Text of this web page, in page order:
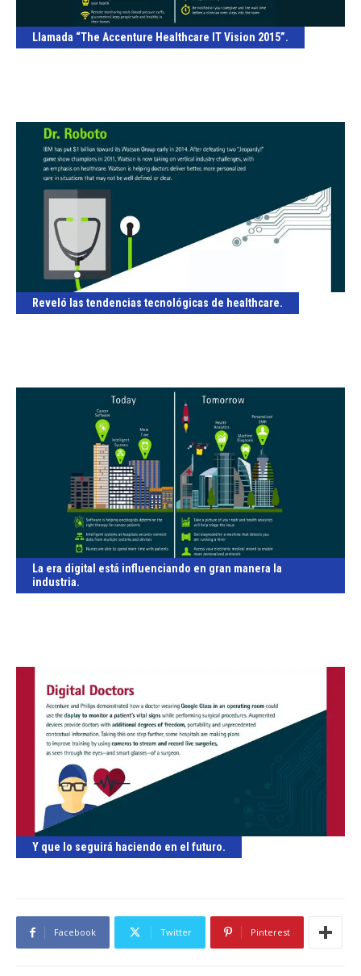
Llamada “The Accenture Healthcare IT Vision 2015”.
Reveló las tendencias tecnológicas de healthcare.
La era digital está influenciando en gran manera la
industria.
Y que lo seguirá haciendo en el futuro.
Facebook Twitter Pinterest